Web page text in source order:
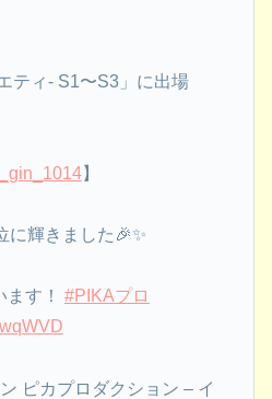
ティ- S1〜S3」に出場
】
に輝きました🎉✨
ます！ #PIKAプロ
ピカプロダクション – イ